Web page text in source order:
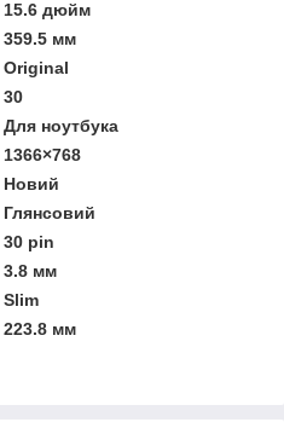
15.6 дюйм
359.5 мм
Original
30
Для ноутбука
1366×768
Новий
Глянсовий
30 pin
3.8 мм
Slim
223.8 мм